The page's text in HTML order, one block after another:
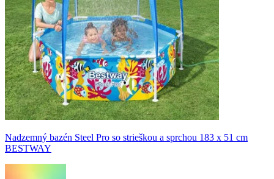
Nadzemný bazén Steel Pro so strieškou a sprchou 183 x 51 cm
BESTWAY